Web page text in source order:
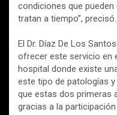
condiciones que
tratan a tiempo”, precisó.
El Dr. Díaz De Los
ofrecer este servicio en
hospital donde existe
este tipo de patologías y
que estas dos primeras
gracias a la participación